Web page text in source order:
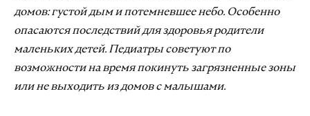
домов: густой дым и потемневшее небо. Особенно
опасаются последствий для здоровья родители
маленьких детей. Педиатры советуют по
возможности на время покинуть загрязненные зоны
или не выходить из домов с малышами.